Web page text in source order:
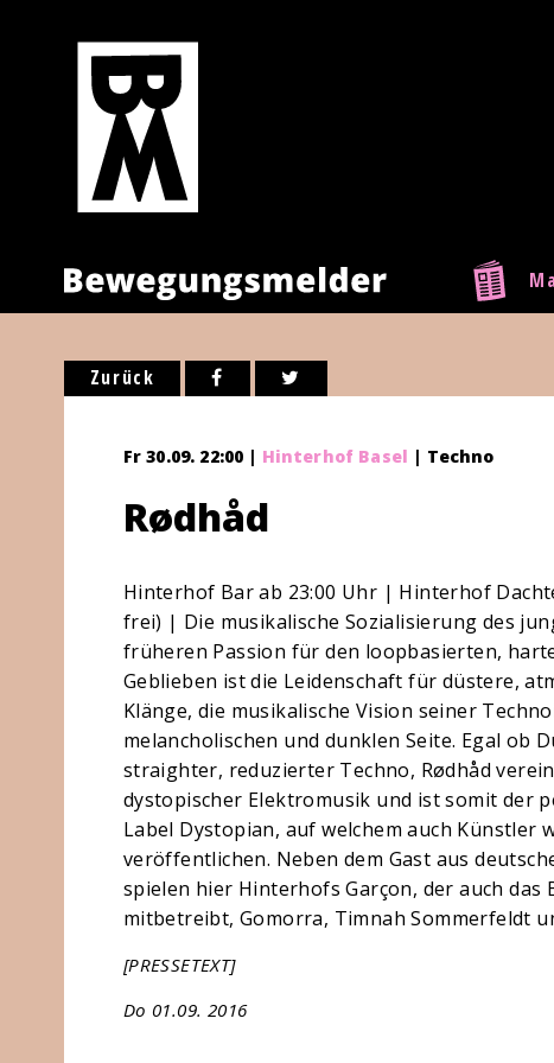
Zurück
Fr 30.09. 22:00 | Hinterhof Basel | Techno
Rødhåd
Hinterhof Bar ab 23:00 Uhr | Hinterhof
frei) | Die musikalische Sozialisierung des
früheren Passion für den loopbasierten,
Geblieben ist die Leidenschaft für düstere,
Klänge, die musikalische Vision seiner
melancholischen und dunklen Seite. Egal ob
straighter, reduzierter Techno, Rødhåd
dystopischer Elektromusik und ist somit der
Label Dystopian, auf welchem auch Künstler
veröffentlichen. Neben dem Gast aus
spielen hier Hinterhofs Garçon, der auch das
mitbetreibt, Gomorra, Timnah Sommerfeldt
[PRESSETEXT]
Do 01.09. 2016